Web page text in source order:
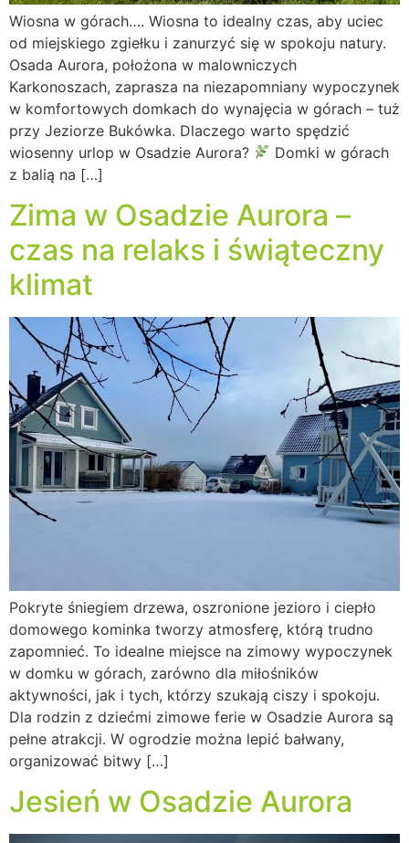
Wiosna w górach…. Wiosna to idealny czas, aby uciec
od miejskiego zgiełku i zanurzyć się w spokoju natury.
Osada Aurora, położona w malowniczych
Karkonoszach, zaprasza na niezapomniany wypoczynek
w komfortowych domkach do wynajęcia w górach – tuż
przy Jeziorze Bukówka. Dlaczego warto spędzić
wiosenny urlop w Osadzie Aurora?
Domki w górach
z balią na […]
Zima w Osadzie Aurora –
czas na relaks i świąteczny
klimat
Pokryte śniegiem drzewa, oszronione jezioro i ciepło
domowego kominka tworzy atmosferę, którą trudno
zapomnieć. To idealne miejsce na zimowy wypoczynek
w domku w górach, zarówno dla miłośników
aktywności, jak i tych, którzy szukają ciszy i spokoju.
Dla rodzin z dziećmi zimowe ferie w Osadzie Aurora są
pełne atrakcji. W ogrodzie można lepić bałwany,
organizować bitwy […]
Jesień w Osadzie Aurora